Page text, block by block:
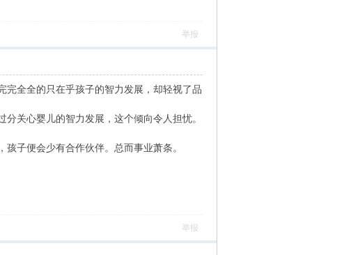
举报
完全全的只在乎孩子的智力发展，却轻视了品
关心婴儿的智力发展，这个倾向令人担忧。
子便会少有合作伙伴。总而事业萧条。
举报